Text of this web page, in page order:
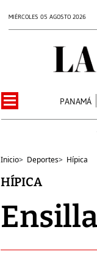
MIÉRCOLES 05 AGOSTO 2026
PANAMÁ
Inicio> Deportes> Hípica
HÍPICA